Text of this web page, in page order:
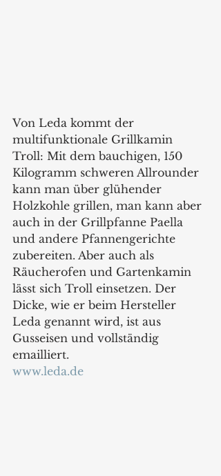
Von Leda kommt der
multifunktionale Grillkamin
Troll: Mit dem bauchigen, 150
Kilogramm schweren Allrounder
kann man über glühender
Holzkohle grillen, man kann aber
auch in der Grillpfanne Paella
und andere Pfannengerichte
zubereiten. Aber auch als
Räucherofen und Gartenkamin
lässt sich Troll einsetzen. Der
Dicke, wie er beim Hersteller
Leda genannt wird, ist aus
Gusseisen und vollständig
emailliert.
www.leda.de